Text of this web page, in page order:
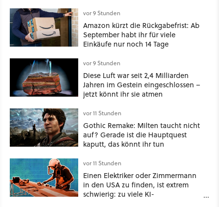
vor 9 Stunden
Amazon kürzt die Rückgabefrist: Ab
September habt ihr für viele
Einkäufe nur noch 14 Tage
vor 9 Stunden
Diese Luft war seit 2,4 Milliarden
Jahren im Gestein eingeschlossen –
jetzt könnt ihr sie atmen
vor 11 Stunden
Gothic Remake: Milten taucht nicht
auf? Gerade ist die Hauptquest
kaputt, das könnt ihr tun
vor 11 Stunden
Einen Elektriker oder Zimmermann
in den USA zu finden, ist extrem
schwierig: zu viele KI-